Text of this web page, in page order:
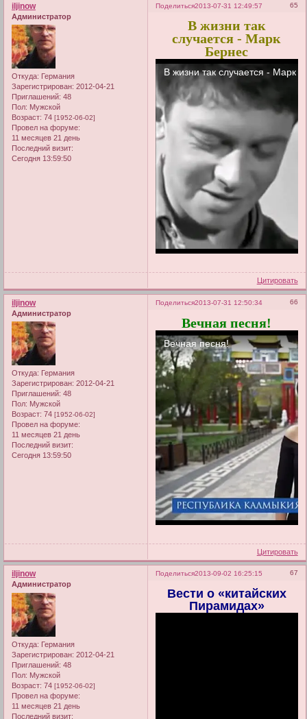
Поделиться 65
2013-07-31 12:49:57
iljinow
Администратор
Откуда: Германия
Зарегистрирован: 2012-04-21
Приглашений: 48
Пол: Мужской
Возраст: 74 [1952-06-02]
Провел на форуме:
11 месяцев 21 день
Последний визит:
Сегодня 13:59:50
В жизни так
случается - Марк
Бернес
Цитировать
Поделиться 66
2013-07-31 12:50:34
iljinow
Администратор
Откуда: Германия
Зарегистрирован: 2012-04-21
Приглашений: 48
Пол: Мужской
Возраст: 74 [1952-06-02]
Провел на форуме:
11 месяцев 21 день
Последний визит:
Сегодня 13:59:50
Вечная песня!
Цитировать
Поделиться 67
2013-09-02 16:25:15
iljinow
Администратор
Откуда: Германия
Зарегистрирован: 2012-04-21
Приглашений: 48
Пол: Мужской
Возраст: 74 [1952-06-02]
Провел на форуме:
11 месяцев 21 день
Последний визит:
Вести о «китайских
Пирамидах»